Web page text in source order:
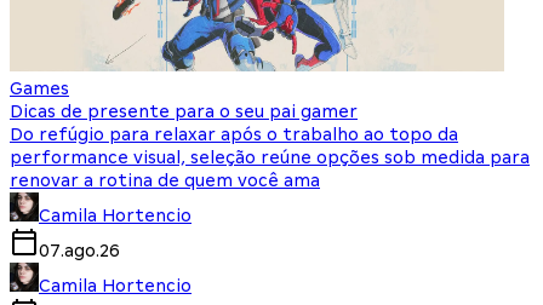
Games
Dicas de presente para o seu pai gamer
Do refúgio para relaxar após o trabalho ao topo da
performance visual, seleção reúne opções sob medida para
renovar a rotina de quem você ama
Camila Hortencio
07.ago.26
Camila Hortencio